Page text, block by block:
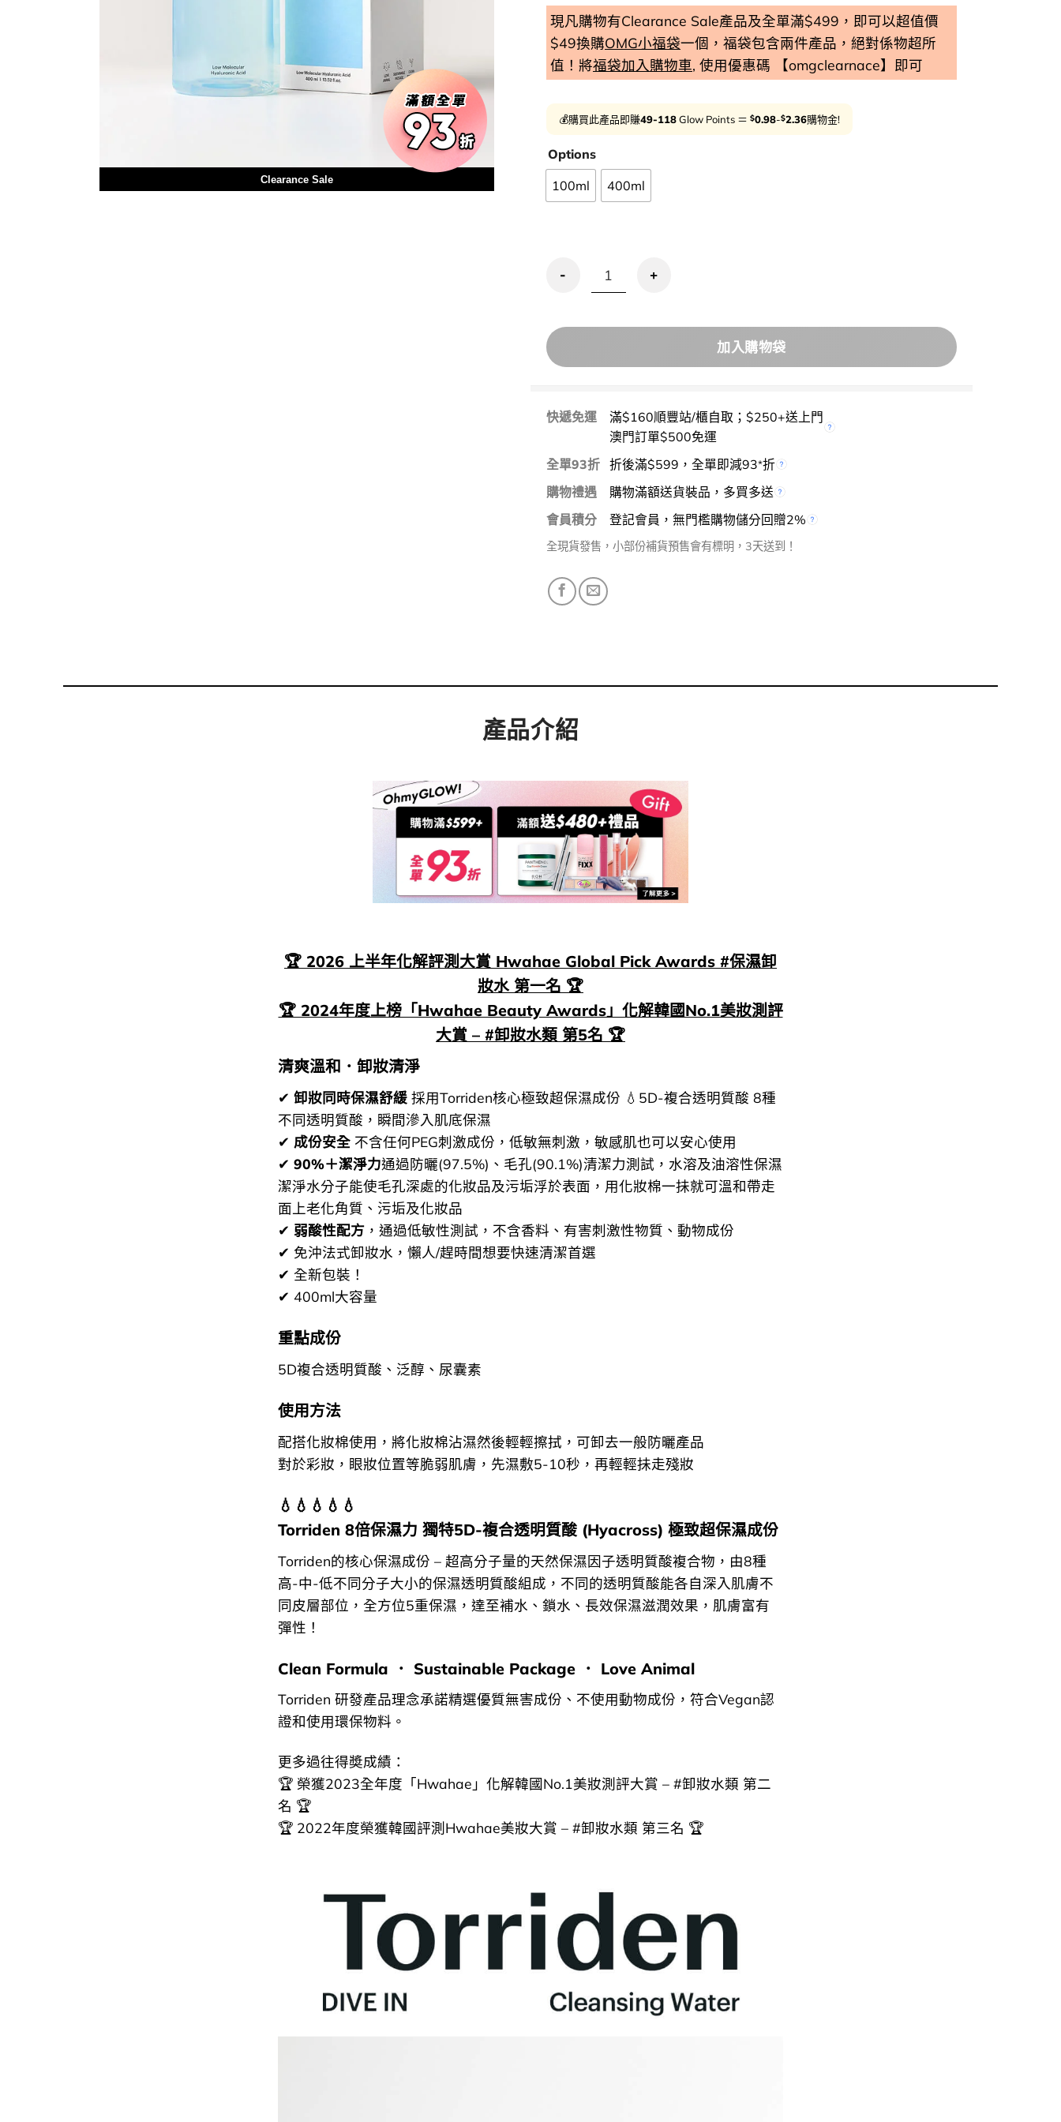
Clearance Sale
現凡購物有Clearance Sale產品及全單滿$499，即可以超值價
$49換購OMG小福袋一個，福袋包含兩件產品，絕對係物超所
值！將福袋加入購物車, 使用優惠碼 【omgclearnace】即可
💰購買此產品即賺49-118Glow Points ＝ $0.98-$2.36購物金!
Options
100ml 400ml
清倉激減🔥化解🏆 Torriden DIVE-IN Low Molecular Hyaluronic Acid Cleansing Water
加入購物袋
快遞免運
滿$160順豐站/櫃自取；$250+送上門
澳門訂單$500免運
全單93折 折後滿$599，全單即減93*折
購物禮遇
購物滿額送貨裝品，多買多送
會員積分
登記會員，無門檻購物儲分回贈2%
全現貨發售，小部份補貨預售會有標明，3天送到！
產品介紹
🏆 2026 上半年化解評測大賞 Hwahae Global Pick Awards #保濕卸
妝水 第一名 🏆
🏆 2024年度上榜「Hwahae Beauty Awards」化解韓國No.1美妝測評
大賞 – #卸妝水類 第5名 🏆
清爽溫和．卸妝清淨
✔ 卸妝同時保濕舒緩 採用Torriden核心極致超保濕成份 💧5D-複合透明質酸 8種
不同透明質酸，瞬間滲入肌底保濕
✔ 成份安全 不含任何PEG刺激成份，低敏無刺激，敏感肌也可以安心使用
✔ 90%＋潔淨力通過防曬(97.5%)、毛孔(90.1%)清潔力測試，水溶及油溶性保濕
潔淨水分子能使毛孔深處的化妝品及污垢浮於表面，用化妝棉一抺就可溫和帶走
面上老化角質、污垢及化妝品
✔ 弱酸性配方 ，通過低敏性測試，不含香料、有害刺激性物質、動物成份
✔ 免沖法式卸妝水，懶人/趕時間想要快速清潔首選
✔ 全新包裝！
✔ 400ml大容量
重點成份
5D複合透明質酸、泛醇、尿囊素
使用方法
配搭化妝棉使用，將化妝棉沾濕然後輕輕擦拭，可卸去一般防曬產品
對於彩妝，眼妝位置等脆弱肌膚，先濕敷5-10秒，再輕輕抺走殘妝
💧💧💧💧💧
Torriden 8倍保濕力 獨特5D-複合透明質酸 (Hyacross) 極致超保濕成份
Torriden的核心保濕成份 – 超高分子量的天然保濕因子透明質酸複合物，由8種
高-中-低不同分子大小的保濕透明質酸組成，不同的透明質酸能各自深入肌膚不
同皮層部位，全方位5重保濕，達至補水、鎖水、長效保濕滋潤效果，肌膚富有
彈性！
Clean Formula ． Sustainable Package ． Love Animal
Torriden 研發產品理念承諾精選優質無害成份、不使用動物成份，符合Vegan認
證和使用環保物料。
更多過往得奬成績：
🏆 榮獲2023全年度「Hwahae」化解韓國No.1美妝測評大賞 – #卸妝水類 第二
名 🏆
🏆 2022年度榮獲韓國評測Hwahae美妝大賞 – #卸妝水類 第三名 🏆